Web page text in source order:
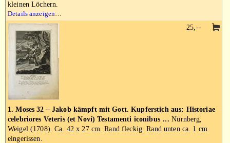
kleinen Löchern.
Details anzeigen…
1. Moses 32 – Jakob kämpft mit Gott. Kupferstich aus: Historiae
celebriores Veteris (et Novi) Testamenti iconibus … Nürnberg,
Weigel (1708). Ca. 42 x 27 cm. Rand fleckig. Rand unten ca. 1 cm
eingerissen.
25,--